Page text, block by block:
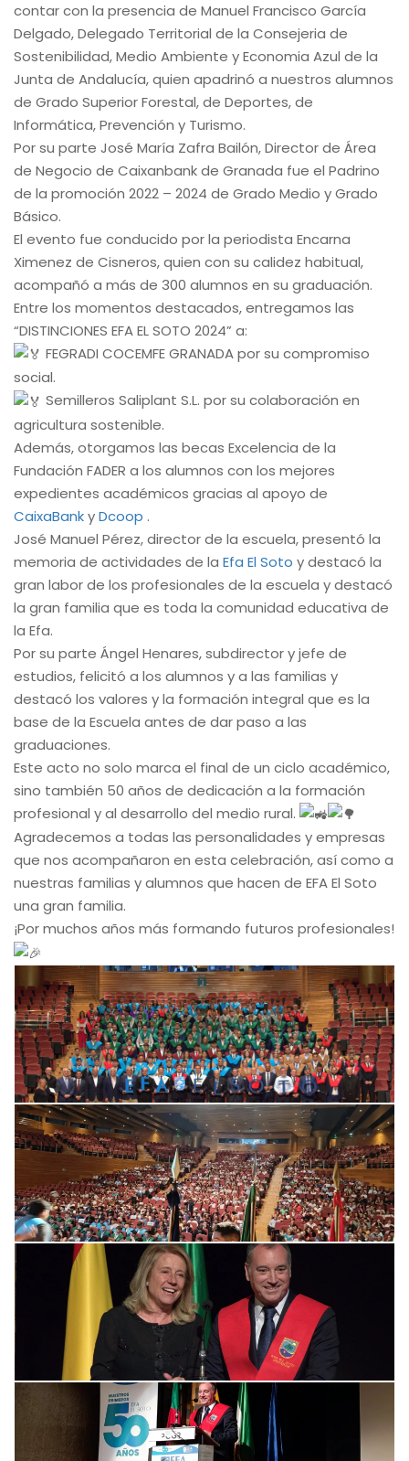
contar con la presencia de Manuel Francisco García
Delgado, Delegado Territorial de la Consejeria de
Sostenibilidad, Medio Ambiente y Economia Azul de la
Junta de Andalucía, quien apadrinó a nuestros alumnos
de Grado Superior Forestal, de Deportes, de
Informática, Prevención y Turismo.
Por su parte José María Zafra Bailón, Director de Área
de Negocio de Caixanbank de Granada fue el Padrino
de la promoción 2022 – 2024 de Grado Medio y Grado
Básico.
El evento fue conducido por la periodista Encarna
Ximenez de Cisneros, quien con su calidez habitual,
acompañó a más de 300 alumnos en su graduación.
Entre los momentos destacados, entregamos las
“DISTINCIONES EFA EL SOTO 2024” a:
FEGRADI COCEMFE GRANADA por su compromiso
social.
Semilleros Saliplant S.L. por su colaboración en
agricultura sostenible.
Además, otorgamos las becas Excelencia de la
Fundación FADER a los alumnos con los mejores
expedientes académicos gracias al apoyo de
CaixaBankyDcoop .
José Manuel Pérez, director de la escuela, presentó la
memoria de actividades de la Efa El Soto y destacó la
gran labor de los profesionales de la escuela y destacó
la gran familia que es toda la comunidad educativa de
la Efa.
Por su parte Ángel Henares, subdirector y jefe de
estudios, felicitó a los alumnos y a las familias y
destacó los valores y la formación integral que es la
base de la Escuela antes de dar paso a las
graduaciones.
Este acto no solo marca el final de un ciclo académico,
sino también 50 años de dedicación a la formación
profesional y al desarrollo del medio rural.
Agradecemos a todas las personalidades y empresas
que nos acompañaron en esta celebración, así como a
nuestras familias y alumnos que hacen de EFA El Soto
una gran familia.
¡Por muchos años más formando futuros profesionales!